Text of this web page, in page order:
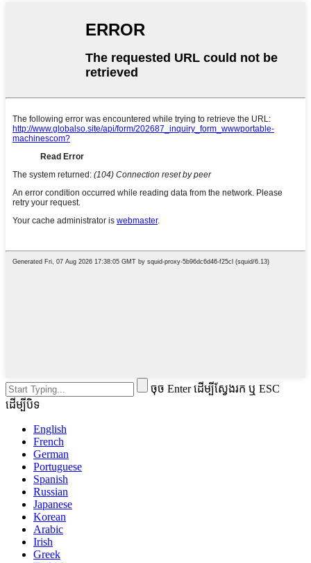
ចុច Enter ដើម្បីស្វែងរក ឬ ESC
ដើម្បីបិទ
English
French
German
Portuguese
Spanish
Russian
Japanese
Korean
Arabic
Irish
Greek